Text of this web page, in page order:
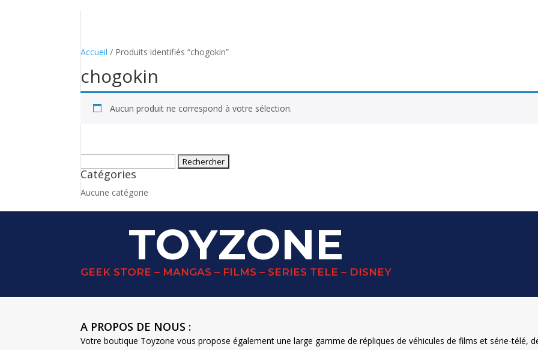
Accueil / Produits identifiés “chogokin”
chogokin
Aucun produit ne correspond à votre sélection.
Catégories
Aucune catégorie
TOYZONE
GEEK STORE – MANGAS – FILMS – SERIES TELE – DISNEY
A PROPOS DE NOUS :
Votre boutique Toyzone vous propose également une large gamme de répliques de véhicules de films et série-télé,